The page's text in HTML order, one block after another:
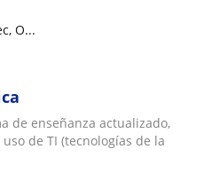
O...
de enseñanza actualizado,
de TI (tecnologías de la